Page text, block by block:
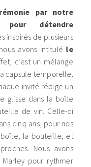
par notre
détendre
inspirés de plusieurs
avons intitulé le
c’est un mélange
capsule temporelle.
invité rédige un
glisse dans la boîte
de vin. Celle-ci
cinq ans, pour nos
boîte, la bouteille, et
Nous avons
pour rythmer